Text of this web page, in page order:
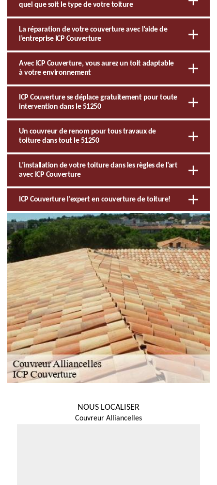
quel que soit le type de votre toiture
La réparation de votre couverture avec l’aide de
l’entreprise ICP Couverture
Avec ICP Couverture, vous aurez un toit adaptable
à votre environnement
ICP Couverture se déplace gratuitement pour toute
intervention dans le 51250
Un couvreur de renom pour tous travaux de
toiture dans tout le 51250
L’installation de votre toiture dans les règles de l’art
avec ICP Couverture
ICP Couverture l'expert en couverture de toiture!
NOUS LOCALISER
Couvreur Alliancelles